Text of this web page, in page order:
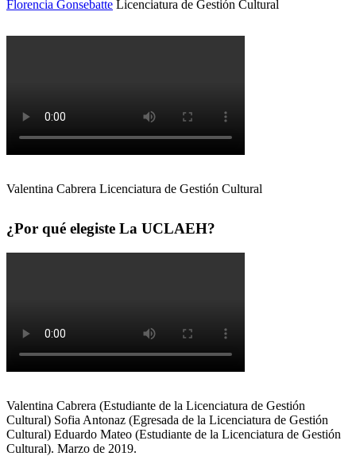
Florencia Gonsebatte Licenciatura de Gestión Cultural
Valentina Cabrera Licenciatura de Gestión Cultural
¿Por qué elegiste La UCLAEH?
Valentina Cabrera (Estudiante de la Licenciatura de Gestión
Cultural) Sofia Antonaz (Egresada de la Licenciatura de Gestión
Cultural) Eduardo Mateo (Estudiante de la Licenciatura de Gestión
Cultural). Marzo de 2019.